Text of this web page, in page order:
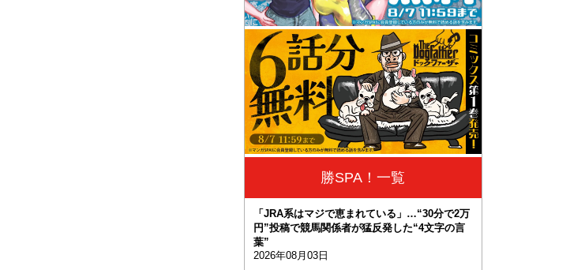
勝SPA！一覧
「JRA系はマジで恵まれている」…“30分で2万
円”投稿で競馬関係者が猛反発した“4文字の言
葉”
2026年08月03日